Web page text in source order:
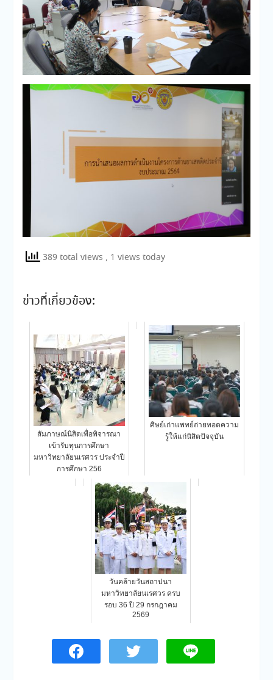
389 total views , 1 views today
ข่าวที่เกี่ยวข้อง:
สัมภาษณ์นิสิตเพื่อพิจารณา
เข้ารับทุนการศึกษา
มหาวิทยาลัยนเรศวร ประจำปี
การศึกษา 256
ศิษย์เก่าแพทย์ถ่ายทอดความ
รู้ให้แก่นิสิตปัจจุบัน
วันคล้ายวันสถาปนา
มหาวิทยาลัยนเรศวร ครบ
รอบ 36 ปี 29 กรกฎาคม
2569